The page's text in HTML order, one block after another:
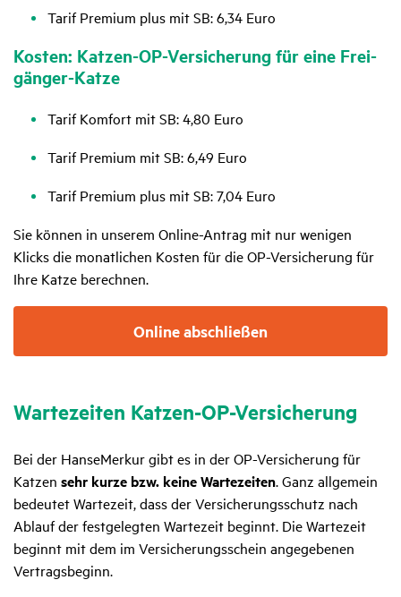
Tarif Premium plus mit SB: 6,34 Euro
Kosten: Katzen-OP-Versi­che­rung für eine Frei­
gänger-Katze
Tarif Komfort mit SB: 4,80 Euro
Tarif Premium mit SB: 6,49 Euro
Tarif Premium plus mit SB: 7,04 Euro
Sie können in unserem Online-Antrag mit nur wenigen
Klicks die monatlichen Kosten für die OP-Versicherung für
Ihre Katze berechnen.
Online abschließen
Warte­zeiten Katzen-OP-Versi­che­rung
Bei der HanseMerkur gibt es in der OP-Versicherung für
Katzen sehr kurze bzw. keine Wartezeiten. Ganz allgemein
bedeutet Wartezeit, dass der Versicherungsschutz nach
Ablauf der festgelegten Wartezeit beginnt. Die Wartezeit
beginnt mit dem im Versicherungsschein angegebenen
Vertragsbeginn.